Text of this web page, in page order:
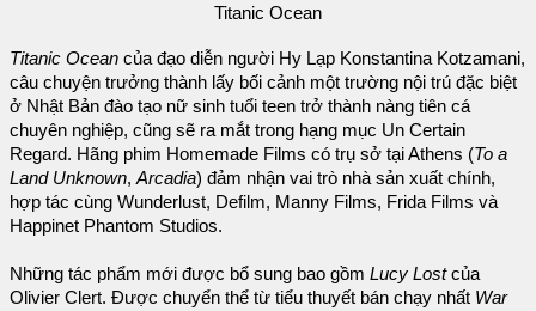
Titanic Ocean
Titanic Ocean của đạo diễn người Hy Lạp Konstantina Kotzamani,
câu chuyện trưởng thành lấy bối cảnh một trường nội trú đặc biệt
ở Nhật Bản đào tạo nữ sinh tuổi teen trở thành nàng tiên cá
chuyên nghiệp, cũng sẽ ra mắt trong hạng mục Un Certain
Regard. Hãng phim Homemade Films có trụ sở tại Athens (To a
Land Unknown, Arcadia) đảm nhận vai trò nhà sản xuất chính,
hợp tác cùng Wunderlust, Defilm, Manny Films, Frida Films và
Happinet Phantom Studios.
Những tác phẩm mới được bổ sung bao gồm Lucy Lostcủa
Olivier Clert. Được chuyển thể từ tiểu thuyết bán chạy nhất War